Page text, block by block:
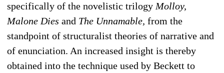
specifically of the novelistic trilogy Molloy,
Malone Dies and The Unnamable, from the
standpoint of structuralist theories of narrative and
of enunciation. An increased insight is thereby
obtained into the technique used by Beckett to